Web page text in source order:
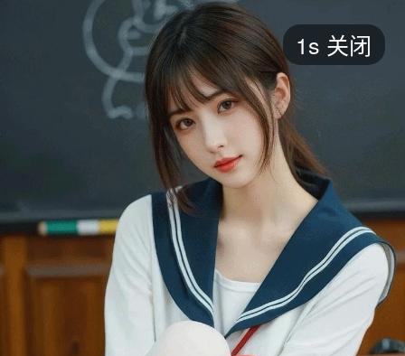
短剧
最热 添加 评分
都市 甜宠 逆袭 玄幻
2025 2024 2023 2022
全部 大陆 香港 台湾 美国 韩国 日本
1s 关闭